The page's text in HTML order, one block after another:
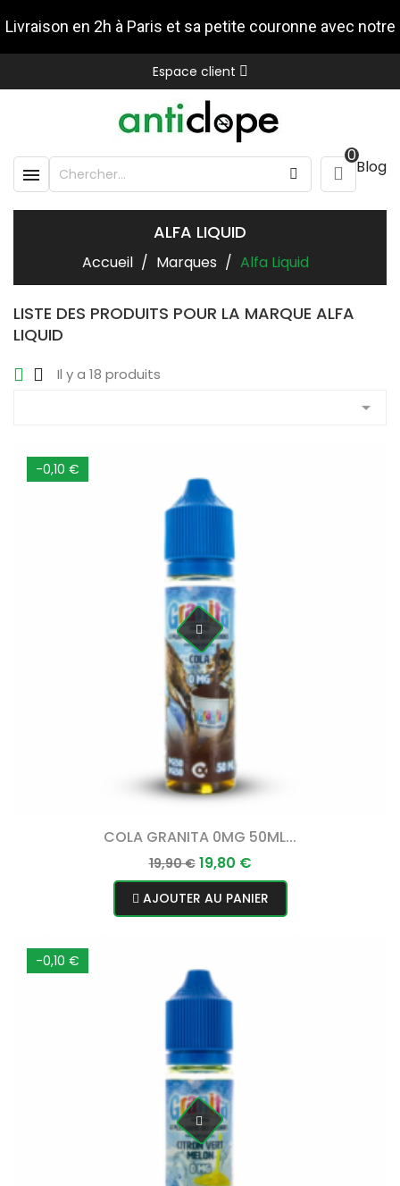
Livraison en 2h à Paris et sa petite couronne avec notre
partenaire Stuart
Espace client

0
Blog
ALFA LIQUID
Accueil Marques Alfa Liquid
LISTE DES PRODUITS POUR LA MARQUE ALFA
LIQUID
Il y a 18 produits

-0,10 €
COLA GRANITA 0MG 50ML...
Prix
normal
19,90 € Prix
19,80 €
AJOUTER AU PANIER
-0,10 €